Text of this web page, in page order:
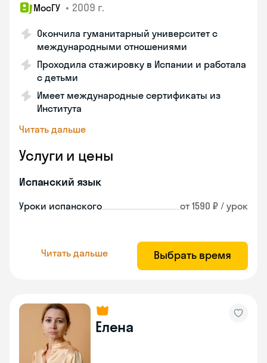
МосГУ • 2009 г.
Окончила гуманитарный университет с
международными отношениями
Проходила стажировку в Испании и работала
с детьми
Имеет международные сертификаты из
Института
Читать дальше
Услуги и цены
Испанский язык
Уроки испанского от 1590 ₽ / урок
Читать дальше Выбрать время
Елена